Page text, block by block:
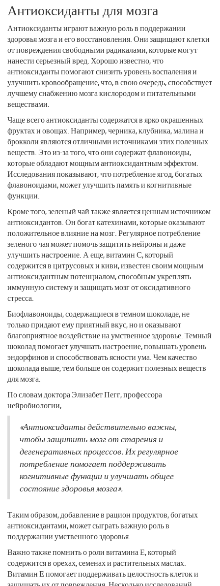
Антиоксиданты для мозга
Антиоксиданты играют важную роль в поддержании
здоровья мозга и его восстановления. Они защищают клетки
от повреждения свободными радикалами, которые могут
нанести серьезный вред. Хорошо известно, что
антиоксиданты помогают снизить уровень воспаления и
улучшить кровообращение, что, в свою очередь, способствует
лучшему снабжению мозга кислородом и питательными
веществами.
Чаще всего антиоксиданты содержатся в ярко окрашенных
фруктах и овощах. Например, черника, клубника, малина и
брокколи являются отличными источниками этих полезных
веществ. Это из-за того, что они содержат флавоноиды,
которые обладают мощным антиоксидантным эффектом.
Исследования показывают, что потребление ягод, богатых
флавоноидами, может улучшить память и когнитивные
функции.
Кроме того, зеленый чай также является ценным источником
антиоксидантов. Он богат катехинами, которые оказывают
положительное влияние на мозг. Регулярное потребление
зеленого чая может помочь защитить нейроны и даже
улучшить настроение. А еще, витамин С, который
содержится в цитрусовых и киви, известен своим мощным
антиоксидантным потенциалом, способным укреплять
иммунную систему и защищать мозг от оксидативного
стресса.
Биофлавоноиды, содержащиеся в темном шоколаде, не
только придают ему приятный вкус, но и оказывают
благоприятное воздействие на умственное здоровье. Темный
шоколад помогает улучшать настроение, повышать уровень
эндорфинов и способствовать ясности ума. Чем качество
шоколада выше, тем больше он содержит полезных веществ
для мозга.
По словам доктора Элизабет Пегг, профессора
нейробиологии,
«Антиоксиданты действительно важны,
чтобы защитить мозг от старения и
дегенеративных процессов. Их регулярное
потребление помогает поддерживать
когнитивные функции и улучшать общее
состояние здоровья мозга».
Таким образом, добавление в рацион продуктов, богатых
антиоксидантами, может сыграть важную роль в
поддержании умственного здоровья.
Важно также помнить о роли витамина Е, который
содержится в орехах, семенах и растительных маслах.
Витамин Е помогает поддерживать целостность клеток и